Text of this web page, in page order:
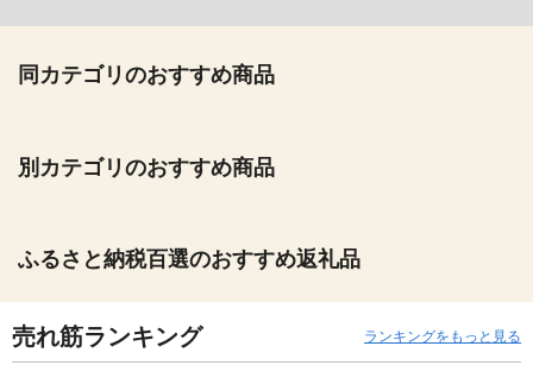
同カテゴリのおすすめ商品
別カテゴリのおすすめ商品
ふるさと納税百選のおすすめ返礼品
売れ筋ランキング ランキングをもっと見る